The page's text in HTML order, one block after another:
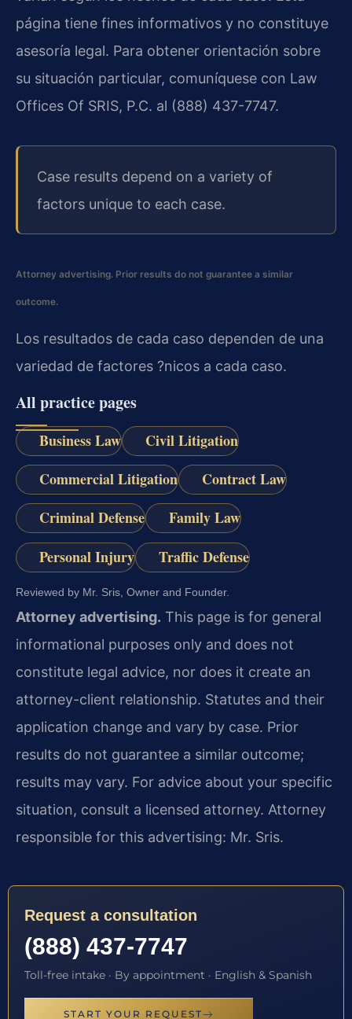
página tiene fines informativos y no constituye
asesoría legal. Para obtener orientación sobre
su situación particular, comuníquese con Law
Offices Of SRIS, P.C. al (888) 437-7747.
Case results depend on a variety of
factors unique to each case.
Attorney advertising. Prior results do not guarantee a similar
outcome.
Los resultados de cada caso dependen de una
variedad de factores ?nicos a cada caso.
All practice pages
Business Law
Civil Litigation
Commercial Litigation
Contract Law
Criminal Defense
Family Law
Personal Injury
Traffic Defense
Reviewed by Mr. Sris, Owner and Founder.
Attorney advertising. This page is for general
informational purposes only and does not
constitute legal advice, nor does it create an
attorney-client relationship. Statutes and their
application change and vary by case. Prior
results do not guarantee a similar outcome;
results may vary. For advice about your specific
situation, consult a licensed attorney. Attorney
responsible for this advertising: Mr. Sris.
Request a consultation
(888) 437-7747
Toll-free intake · By appointment · English & Spanish
START YOUR REQUEST